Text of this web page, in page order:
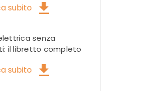
subito
senza
il libretto completo
subito